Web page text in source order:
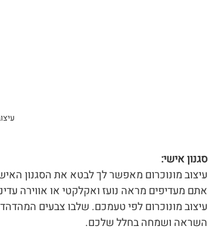
סגנון אישי:
עיצוב מונוכרום מאפשר לך לבטא את הסגנון
אתם מעדיפים מראה נועז ואקלקטי או אווירה
עיצוב מונוכרום לפי טעמכם. שלבו צבעים
השראה ושמחה בחלל שלכם.